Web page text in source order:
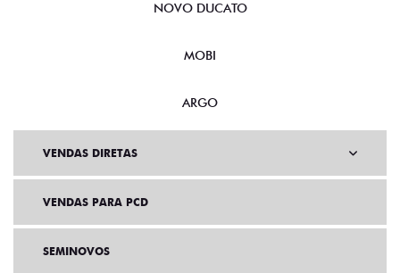
NOVO DUCATO
MOBI
ARGO
VENDAS DIRETAS
VENDAS PARA PCD
SEMINOVOS